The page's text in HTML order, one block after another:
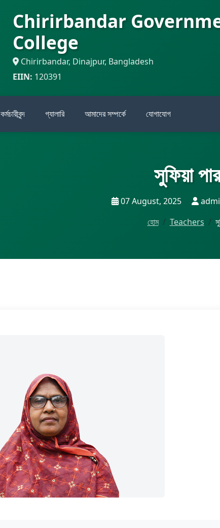
Chirirbandar
College
Chirirbandar, Dinajpur, Bangladesh
EIIN: 120391
কর্মচারীবৃন্দ গ্যালারি আমাদের সম্পর্কে যোগাযোগ
সুফিয়া
07 August, 2025
হোম
Teachers